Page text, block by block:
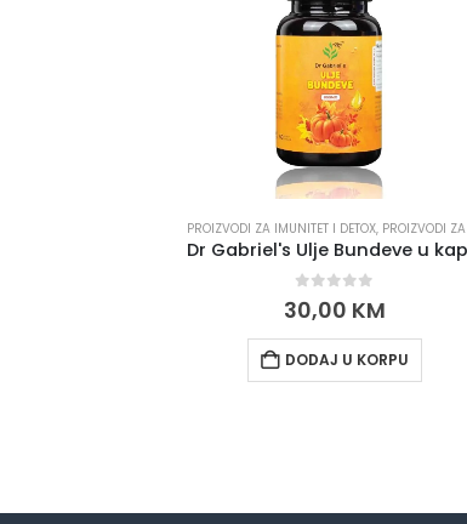
PROIZVODI ZA IMUNITET I DETOX, PROIZVODI ZA PROSTATU I POTENCIJU
0 out of 5
30,00 KM
DODAJ U KORPU